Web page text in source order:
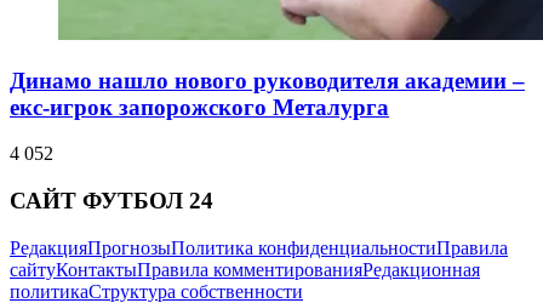
Динамо нашло нового руководителя академии –
екс-игрок запорожского Металурга
4 052
САЙТ ФУТБОЛ 24
РедакцияПрогнозыПолитика конфиденциальностиПравила
сайтуКонтактыПравила комментированияРедакционная
политикаСтруктура собственности